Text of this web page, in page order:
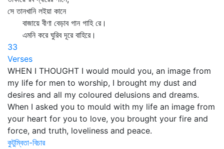
সে তানখানি লইয়া কানে
বাজায়ে বীণা বেড়াব গান গাহি রে।
এমনি করে ঘুরিব দূরে বাহিরে।
33
Verses
WHEN I THOUGHT I would mould you, an image from
my life for men to worship, I brought my dust and
desires and all my coloured delusions and dreams.
When I asked you to mould with my life an image from
your heart for you to love, you brought your fire and
force, and truth, loveliness and peace.
কুটুম্বিতা-বিচার